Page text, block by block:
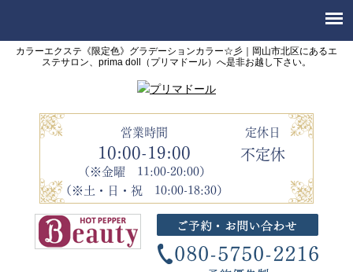
カラーエクステ《限定色》グラデーションカラー☆彡｜岡山市北区にあるエ
ステサロン、prima doll（プリマドール）へ是非お越し下さい。
営業時間
10:00-19:00
（※金曜 11:00-20:00）
（※土・日・祝 10:00-18:30）
定休日
不定休